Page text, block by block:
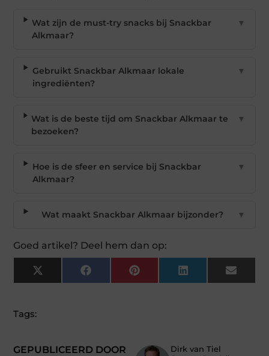
Wat zijn de must-try snacks bij Snackbar
Alkmaar?
▼
Gebruikt Snackbar Alkmaar lokale
ingrediënten?
▼
Wat is de beste tijd om Snackbar Alkmaar te
bezoeken?
▼
Hoe is de sfeer en service bij Snackbar
Alkmaar?
▼
Wat maakt Snackbar Alkmaar bijzonder? ▼
Goed artikel? Deel hem dan op:
X
(Twitter)
Facebook Pinterest LinkedIn Email
GEPUBLICEERD DOOR Dirk van Tiel
Tags: